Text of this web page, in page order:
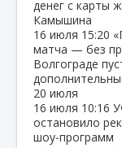
денег с карты
Камышина
16 июля 15:20
матча — без
Волгограде
20 июля
16 июля 10:16
остановило
шоу‑программ